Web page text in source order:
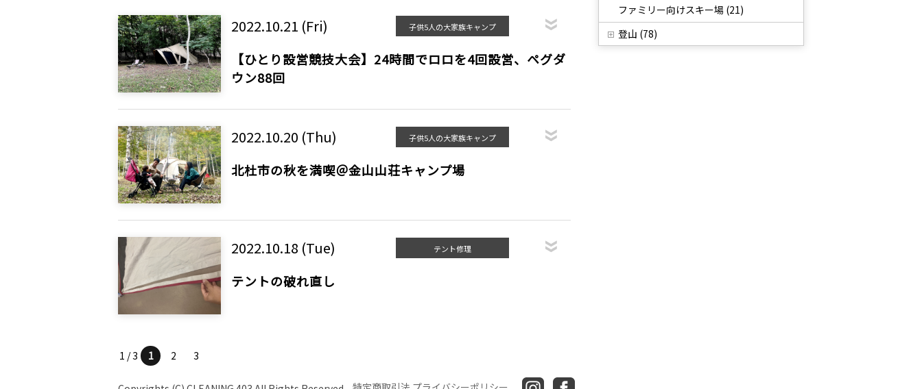
2022.10.21 (Fri) 子供5人の大家族キャンプ
【ひとり設営競技大会】24時間でロロを4回設営、ペグダ
ウン88回
2022.10.20 (Thu) 子供5人の大家族キャンプ
北杜市の秋を満喫＠金山山荘キャンプ場
2022.10.18 (Tue) テント修理
テントの破れ直し
1 / 3 1 2 3
ファミリー向けスキー場 (21)
登山 (78)